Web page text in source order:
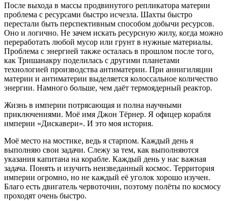
После выхода в массы продвинутого репликатора материи
проблема с ресурсами быстро исчезла. Шахты быстро
перестали быть перспективным способом добычи ресурсов.
Оно и логично. Не зачем искать ресурсную жилу, когда можно
переработать любой мусор или грунт в нужные материалы.
Проблема с энергией также осталась в прошлом после того,
как Тришанакру поделилась с другими планетами
технологией производства антиматерии. При аннигиляции
материи и антиматерии выделяется колоссальное количество
энергии. Намного больше, чем даёт термоядерный реактор.
Жизнь в империи потрясающая и полна научными
приключениями. Моё имя Джон Тёрнер. Я офицер корабля
империи «Дискавери». И это моя история.
Моё место на мостике, ведь я старпом. Каждый день я
выполняю свои задачи. Слежу за тем, как выполняются
указания капитана на корабле. Каждый день у нас важная
задача. Понять и изучить неизведанный космос. Территория
империи огромно, но не каждый её уголок хорошо изучен.
Благо есть двигатель червоточин, поэтому полёты по космосу
проходят очень быстро.